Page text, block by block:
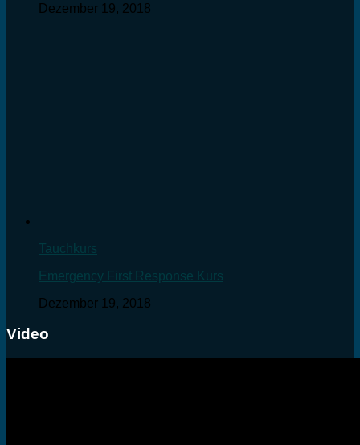
Dezember 19, 2018
Tauchkurs
Emergency First Response Kurs
Dezember 19, 2018
Video